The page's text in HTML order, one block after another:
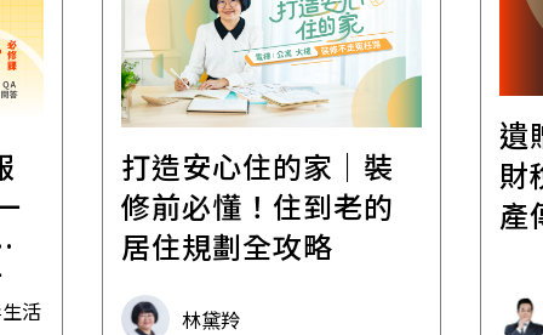
活
打造安心住的家｜裝
修前必懂！住到老的
居住規劃全攻略
林黛羚
遺
財
產